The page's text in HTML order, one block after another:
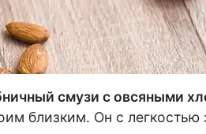
смузи с овсяными
близким. Он с легкостью